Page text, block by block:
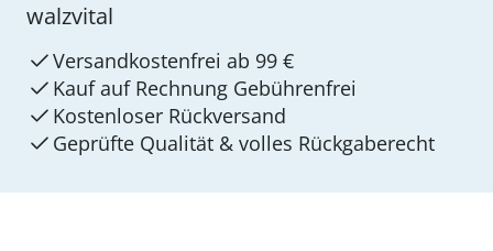
walzvital
Versandkostenfrei ab 99 €
Kauf auf Rechnung Gebührenfrei
Kostenloser Rückversand
Geprüfte Qualität & volles Rückgaberecht